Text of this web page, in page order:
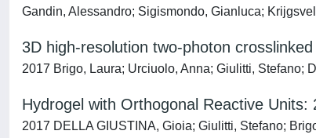
Gandin, Alessandro; Sigismondo, Gianluca;
3D high-resolution two-photon
2017 Brigo, Laura; Urciuolo, Anna; Giulitti, Stefano;
Hydrogel with Orthogonal Reactive
2017 DELLA GIUSTINA, Gioia; Giulitti, Stefano;